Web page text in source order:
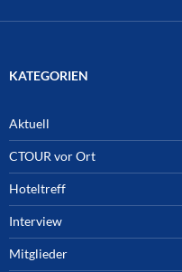
KATEGORIEN
Aktuell
CTOUR vor Ort
Hoteltreff
Interview
Mitglieder